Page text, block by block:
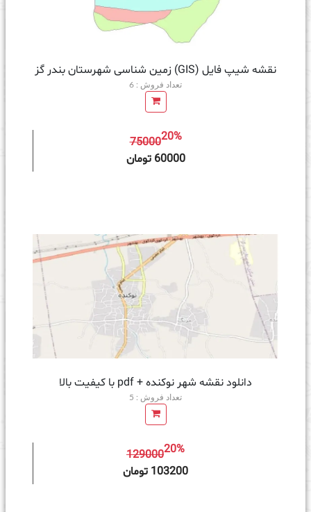
نقشه شیپ فایل (GIS) زمین‌ شناسی شهرستان بندر گز
تعداد فروش : 6
7500020%
60000 تومان
دانلود نقشه شهر نوکنده + pdf با کیفیت بالا
تعداد فروش : 5
12900020%
103200 تومان